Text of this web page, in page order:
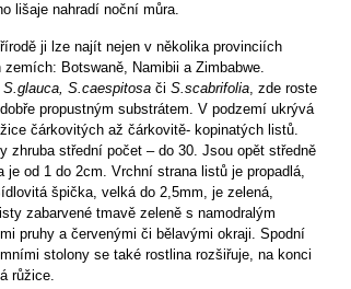
lišaje nahradí noční můra.
ji lze najít nejen v několika provinciích
Botswaně, Namibii a Zimbabwe.
S.glauca, S.caespitosa či S.scabrifolia, zde roste
propustným substrátem. V podzemí ukrývá
čárkovitých až čárkovitě- kopinatých listů.
zhruba střední počet – do 30. Jsou opět středně
je od 1 do 2cm. Vrchní strana listů je propadlá,
špička, velká do 2,5mm, je zelená,
zabarvené tmavě zeleně s namodralým
pruhy a červenými či bělavými okraji. Spodní
stolony se také rostlina rozšiřuje, na konci
růžice.